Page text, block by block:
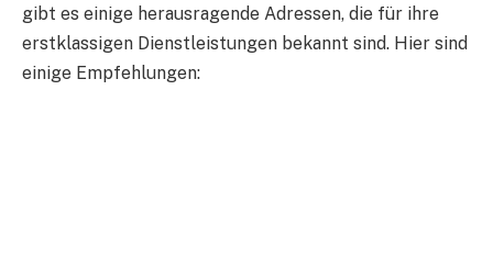
gibt es einige herausragende Adressen, die für ihre
erstklassigen Dienstleistungen bekannt sind. Hier sind
einige Empfehlungen: